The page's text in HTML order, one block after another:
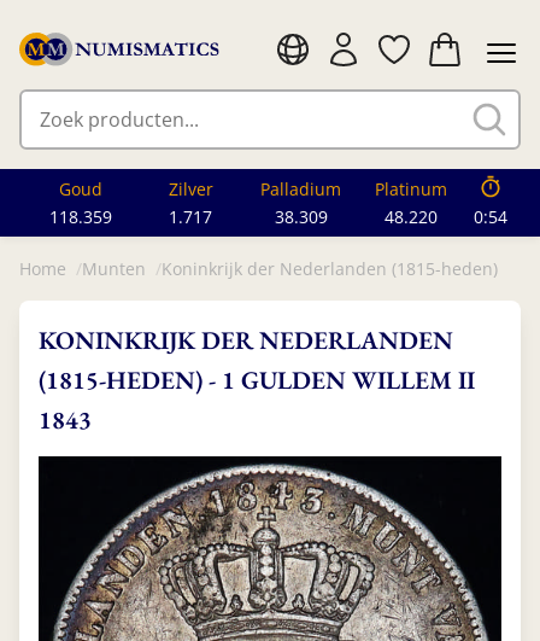
Goud
118.359
Zilver
1.717
Palladium
38.309
Platinum
48.220
0:52
Home Munten Koninkrijk der Nederlanden (1815-heden)
KONINKRIJK DER NEDERLANDEN
(1815-HEDEN) - 1 GULDEN WILLEM II
1843